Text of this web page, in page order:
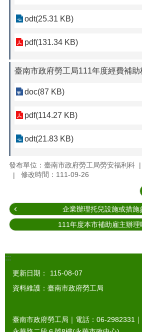
odt(25.31 KB)
pdf(131.34 KB)
臺南市政府勞工局111年度經費補
doc(87 KB)
pdf(114.27 KB)
odt(21.83 KB)
發布單位：臺南市政府勞工局勞安福利科
修改時間：111-09-26
企業辦理托兒設施或措施
111年度本市補助雇主辦理
:::
更新日期：
115-08-07
資料維護：臺南市政府勞工局
臺南市政府勞工局｜電話：06-2982331｜